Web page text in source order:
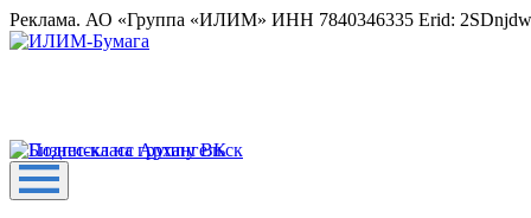
Реклама. АО «Группа «ИЛИМ» ИНН 7840346335 Erid: